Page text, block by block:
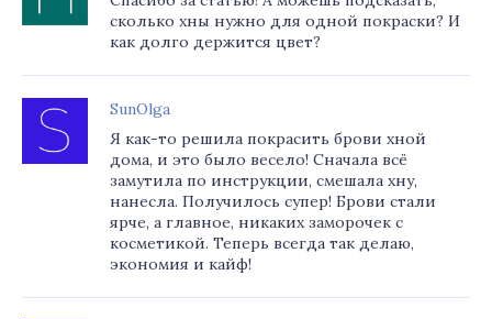
сколько хны нужно для одной покраски? И
как долго держится цвет?
SunOlga
Я как-то решила покрасить брови хной
дома, и это было весело! Сначала всё
замутила по инструкции, смешала хну,
нанесла. Получилось супер! Брови стали
ярче, а главное, никаких заморочек с
косметикой. Теперь всегда так делаю,
экономия и кайф!